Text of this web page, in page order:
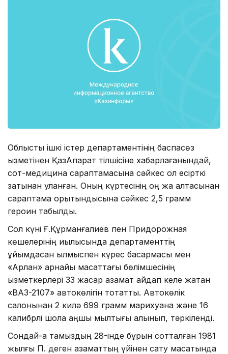
Облыстық ішкі істер департаментінің баспасөз
қызметінен ҚазАқпарат тілшісіне хабарлағанындай,
сот-медицина сараптамасына сәйкес ол есірткі
затынан уланған. Оның күртесінің оң жақ қалтасынан
сараптама қорытындысына сәйкес 2,5 грамм
героин табылды.
Сол күні Ғ.Құрманғалиев пен Придорожная
көшелерінің қиылысында департаменттің
ұйымдасқан қылмыспен күрес басқармасы мен
«Арлан» арнайы мақсаттағы бөлімшесінің
қызметкерлері 33 жасар азамат айдап келе жатқан
«ВАЗ-2107» автокөлігін тоқтатты. Автокөлік
салонынан 2 килә 699 грамм марихуана және 16
калибрлі шолақ аңшы мылтығы алынып, тәркіленді.
Сондай-ақ тамыздың 28-інде бұрын сотталған 1981
жылғы П. деген азаматтың үйінен сату мақсатында